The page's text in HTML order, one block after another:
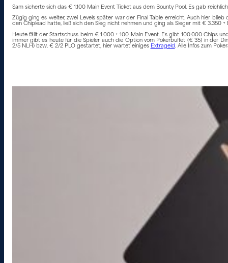
Sam sicherte sich das € 1.100 Main Event Ticket aus dem Bounty Pool. Es gab
Zügig ging es weiter, zwei Levels später war der Final Table erreicht. Auch hier
den Chiplead hatte, ließ sich den Sieg nicht nehmen und ging als Sieger mit € 3.350
Heute fällt der Startschuss beim € 1.000 + 100 Main Event. Es gibt 100.000 Chips
immer gibt es heute für die Spieler auch die Option vom Pokerbuffet (€ 35) in der
2/5 NLH) bzw. € 2/2 PLO gestartet, hier wartet einiges Extrageld. Alle Infos zum